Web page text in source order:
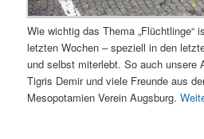
Wie wichtig das Thema „Flüchtlinge“
letzten Wochen – speziell in den
und selbst miterlebt. So auch unsere
Tigris Demir und viele Freunde aus
Mesopotamien Verein Augsburg.